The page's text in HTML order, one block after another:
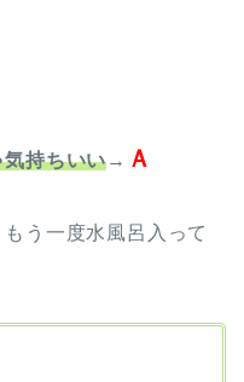
持ちいい→ Ａ
う一度水風呂入って